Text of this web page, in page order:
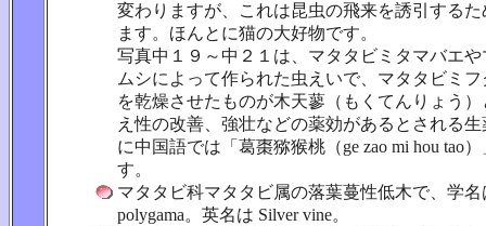
変わりますが、これは昆虫の飛来を誘引する
ます。ほんとに猫の大好物です。
写真中１９～中２１は、マタタビミタマバエ
ムシによって作られた虫えいで、マタタビミ
を乾燥させたものが木天蓼（もくてんりょう
え性の改善、強壮などの薬効があるとされる
に中国語では「葛棗猕猴桃（ge zao mi hou tao
す。
マタタビ科マタタビ属の落葉蔓性低木で、学名
polygama。英名は Silver vine。